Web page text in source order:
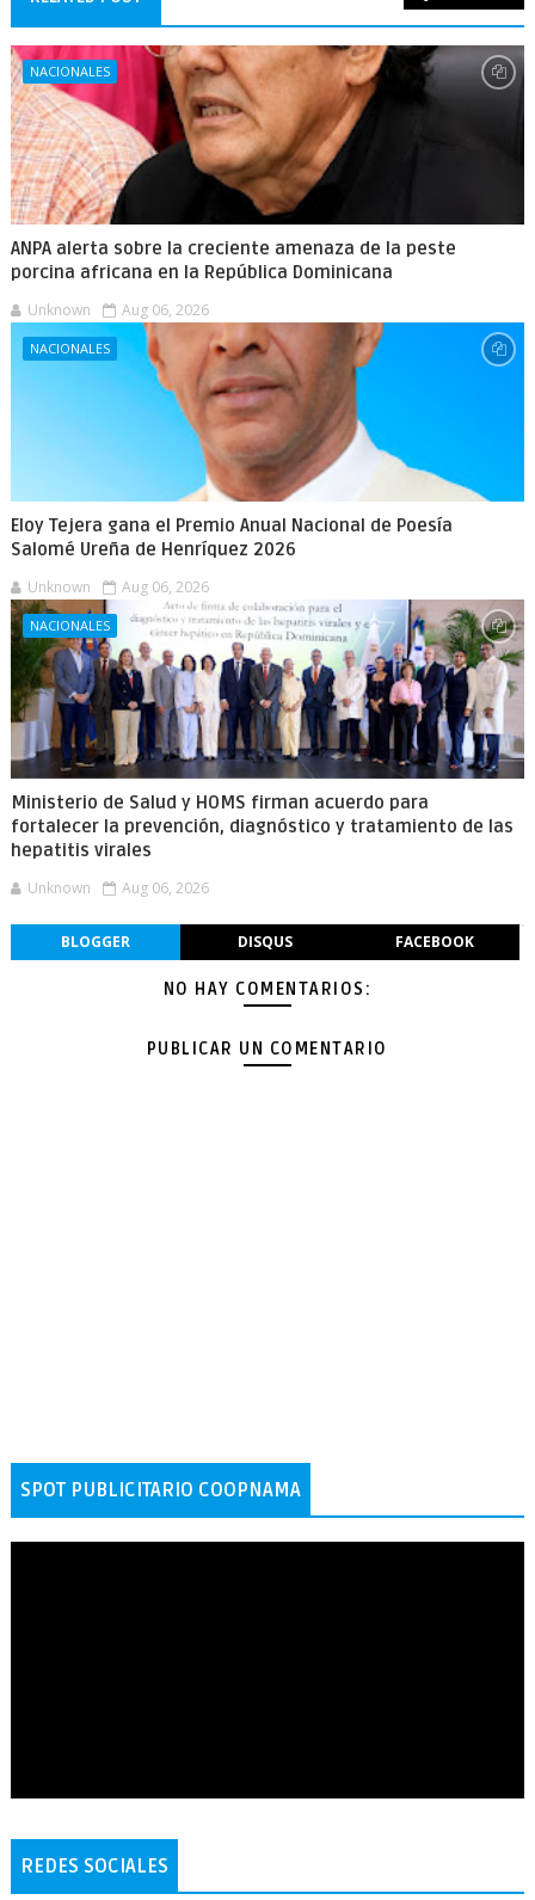
NACIONALES
ANPA alerta sobre la creciente amenaza de la peste
porcina africana en la República Dominicana
Unknown Aug 06, 2026
NACIONALES
Eloy Tejera gana el Premio Anual Nacional de Poesía
Salomé Ureña de Henríquez 2026
Unknown Aug 06, 2026
NACIONALES
Ministerio de Salud y HOMS firman acuerdo para
fortalecer la prevención, diagnóstico y tratamiento de las
hepatitis virales
Unknown Aug 06, 2026
BLOGGER DISQUS FACEBOOK
NO HAY COMENTARIOS:
PUBLICAR UN COMENTARIO
SPOT PUBLICITARIO COOPNAMA
REDES SOCIALES